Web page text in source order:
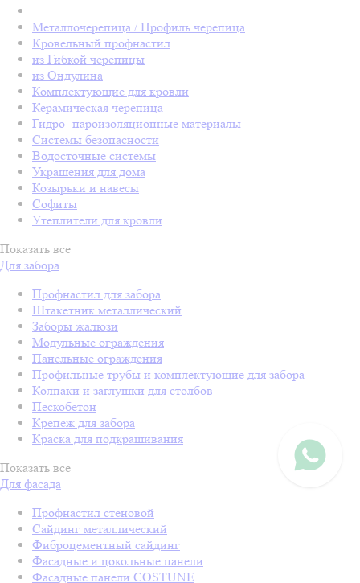
Металлочерепица / Профиль черепица
Кровельный профнастил
из Гибкой черепицы
из Ондулина
Комплектующие для кровли
Керамическая черепица
Гидро- пароизоляционные материалы
Системы безопасности
Водосточные системы
Украшения для дома
Козырьки и навесы
Софиты
Утеплители для кровли
Показать все
Для забора
Профнастил для забора
Штакетник металлический
Заборы жалюзи
Модульные ограждения
Панельные ограждения
Профильные трубы и комплектующие для забора
Колпаки и заглушки для столбов
Пескобетон
Крепеж для забора
Краска для подкрашивания
Показать все
Для фасада
Профнастил стеновой
Сайдинг металлический
Фиброцементный сайдинг
Фасадные и цокольные панели
Фасадные панели COSTUNE